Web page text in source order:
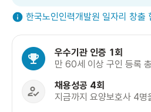
한국노인인력개발원 일자리 창출
우수기관 인증 1회
만 60세 이상 구인 등록
채용성공 4회
지금까지 요양보호사 4명